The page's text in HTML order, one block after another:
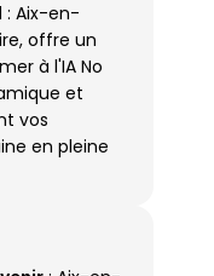
: Aix-en-
offre un
à l'IA No
et
vos
en pleine